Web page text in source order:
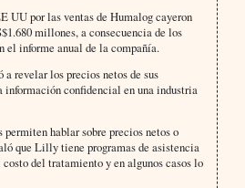
UU por las ventas de Humalog cayeron
millones, a consecuencia de los
el informe anual de la compañía.
revelar los precios netos de sus
información confidencial en una industria
permiten hablar sobre precios netos o
que Lilly tiene programas de asistencia
del tratamiento y en algunos casos lo